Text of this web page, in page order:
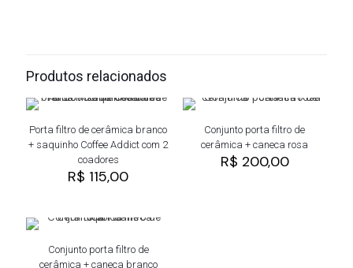
Produtos relacionados
Porta filtro de cerâmica branco
+ saquinho Coffee Addict com 2
coadores
R$ 115,00
Conjunto porta filtro de
cerâmica + caneca rosa
R$ 200,00
Conjunto porta filtro de
cerâmica + caneca branco